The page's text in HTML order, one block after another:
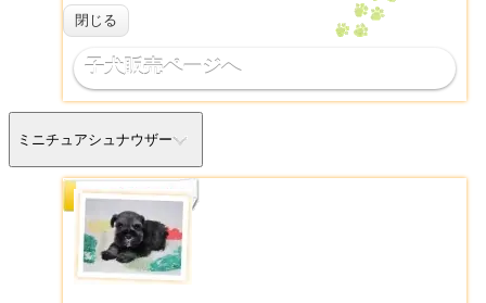
閉じる
子犬販売ページへ
ミニチュアシュナウザー